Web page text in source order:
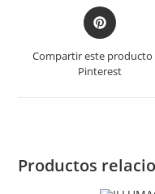
Opens
in
new
Compartir este producto
Pinterest
Productos